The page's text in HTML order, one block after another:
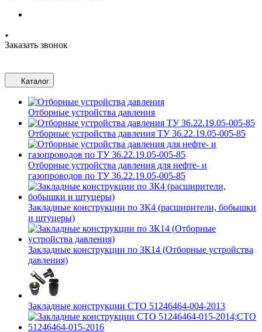
Заказать звонок
Каталог
Отборные устройства давления
Отборные устройства давления ТУ 36.22.19.05-005-85
Отборные устройства давления для нефте- и
газопроводов по ТУ 36.22.19.05-005-85
Закладные конструкции по ЗК4 (расширители, бобышки
и штуцеры)
Закладные конструкции по ЗК14 (Отборные устройства
давления)
Закладные конструкции СТО 51246464-004-2013